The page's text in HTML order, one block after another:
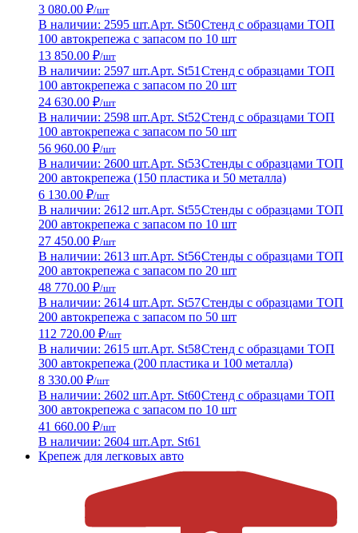
3 080.00 ₽/шт
В наличии: 2595 шт.Арт. St50Стенд с образцами ТОП
100 автокрепежа с запасом по 10 шт
13 850.00 ₽/шт
В наличии: 2597 шт.Арт. St51 Стенд с образцами ТОП
100 автокрепежа с запасом по 20 шт
24 630.00 ₽/шт
В наличии: 2598 шт.Арт. St52Стенд с образцами ТОП
100 автокрепежа с запасом по 50 шт
56 960.00 ₽/шт
В наличии: 2600 шт.Арт. St53Стенды с образцами ТОП
200 автокрепежа (150 пластика и 50 металла)
6 130.00 ₽/шт
В наличии: 2612 шт.Арт. St55Стенды с образцами ТОП
200 автокрепежа с запасом по 10 шт
27 450.00 ₽/шт
В наличии: 2613 шт.Арт. St56Стенды с образцами ТОП
200 автокрепежа с запасом по 20 шт
48 770.00 ₽/шт
В наличии: 2614 шт.Арт. St57Стенды с образцами ТОП
200 автокрепежа с запасом по 50 шт
112 720.00 ₽/шт
В наличии: 2615 шт.Арт. St58Стенд с образцами ТОП
300 автокрепежа (200 пластика и 100 металла)
8 330.00 ₽/шт
В наличии: 2602 шт.Арт. St60Стенд с образцами ТОП
300 автокрепежа с запасом по 10 шт
41 660.00 ₽/шт
В наличии: 2604 шт.Арт. St61
Крепеж для легковых авто